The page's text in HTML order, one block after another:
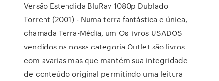
Versão Estendida BluRay 1080p Dublado
Torrent (2001) - Numa terra fantástica e única,
chamada Terra-Média, um Os livros USADOS
vendidos na nossa categoria Outlet são livros
com avarias mas que mantém sua integridade
de conteúdo original permitindo uma leitura